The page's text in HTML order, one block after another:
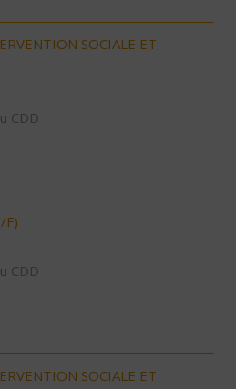
SOCIALE ET
CDD
F)
CDD
SOCIALE ET